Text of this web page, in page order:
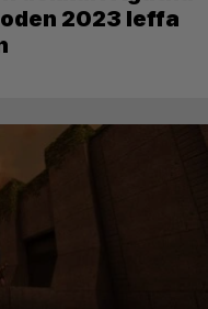
2023 leffa